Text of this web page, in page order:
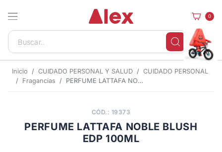
0
Inicio CUIDADO PERSONAL Y SALUD
CUIDADO PERSONAL
Fragancias
PERFUME LATTAFA NOBLE BLUSH EDP 100ML
CÓD.: 19373
PERFUME LATTAFA NOBLE BLUSH
EDP 100ML